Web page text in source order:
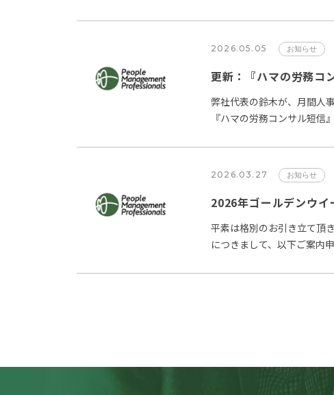
2026.05.05 お知らせ
更新：『ハマの労務コ
弊社代表の鈴木が、月間人
『ハマの労務コンサル短
2026.03.27 お知らせ
2026年ゴールデンウイ
平素は格別のお引き立て頂
につきまして、以下ご案内